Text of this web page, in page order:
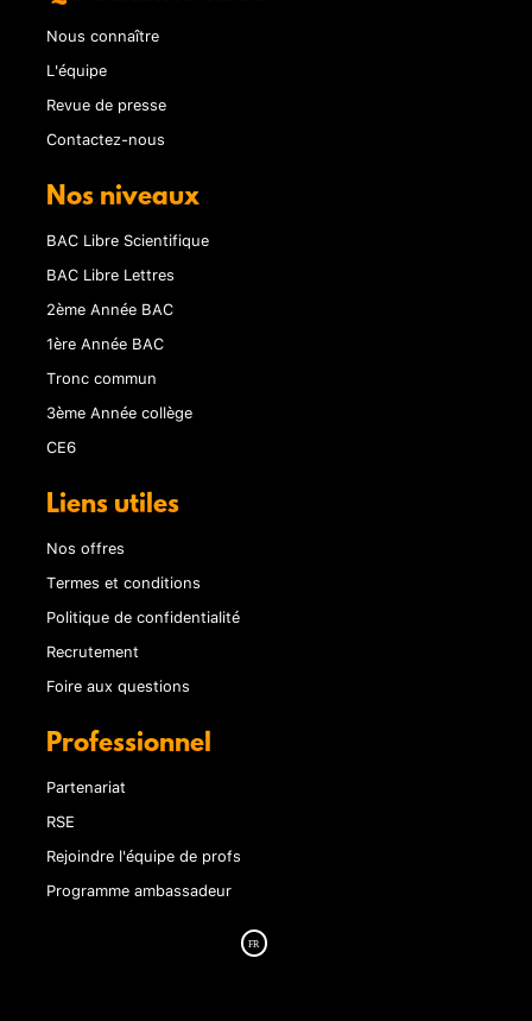
Nous connaître
L'équipe
Revue de presse
Contactez-nous
Nos niveaux
BAC Libre Scientifique
BAC Libre Lettres
2ème Année BAC
1ère Année BAC
Tronc commun
3ème Année collège
CE6
Liens utiles
Nos offres
Termes et conditions
Politique de confidentialité
Recrutement
Foire aux questions
Professionnel
Partenariat
RSE
Rejoindre l'équipe de profs
Programme ambassadeur